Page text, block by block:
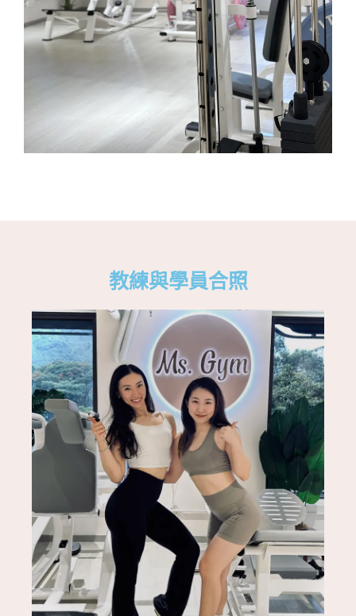
教練與學員合照